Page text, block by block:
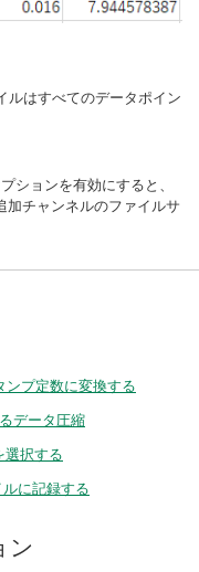
ルはすべてのデータポイン
ションを有効にすると、
加チャンネルのファイルサ
プ定数に変換する
データ圧縮
選択する
に記録する
ン